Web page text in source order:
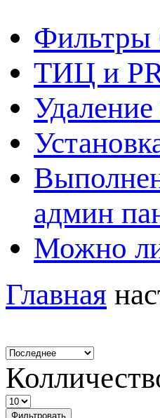
Фильтры
ТИЦ и PR
админ
Можно
Главная
Фильтровать